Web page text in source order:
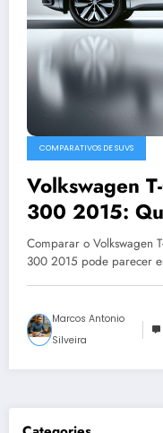
COMPARATIVOS DE SUVS
Volkswagen
300 2015:
Comparar o Volkswagen
300 2015 pode parecer
Marcos Antonio
Silveira